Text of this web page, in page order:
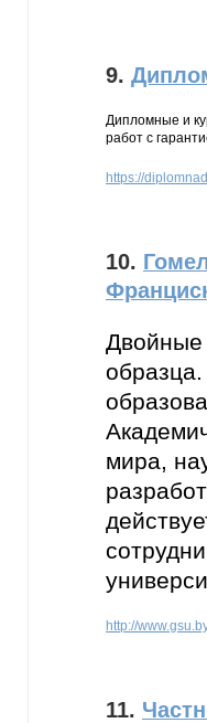
9.
Дипломные и
работ с
https://
10.
Двойные
мира,
http://
11.